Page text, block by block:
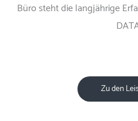
Büro steht die langjährige
Zu den